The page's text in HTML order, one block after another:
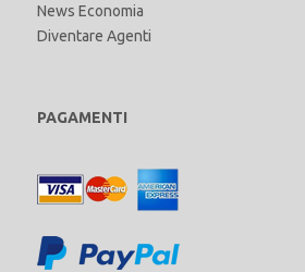
News Economia
Diventare Agenti
PAGAMENTI